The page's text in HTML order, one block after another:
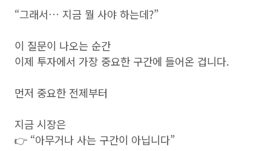
“그래서… 지금 뭘 사야 하는데?”
이 질문이 나오는 순간
이제 투자에서 가장 중요한 구간에 들어온 겁니다.
먼저 중요한 전제부터
지금 시장은
👉 “아무거나 사는 구간이 아닙니다”